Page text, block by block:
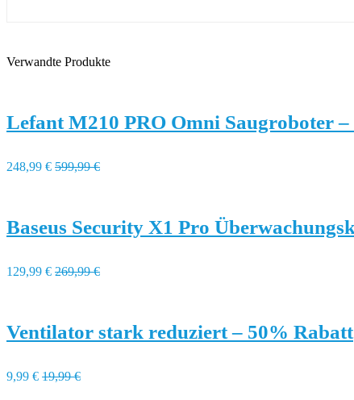
Verwandte Produkte
Lefant M210 PRO Omni Saugroboter
248,99 € 599,99 €
Baseus Security X1 Pro
129,99 € 269,99 €
Ventilator stark reduziert – 50% Rabatt
9,99 € 19,99 €